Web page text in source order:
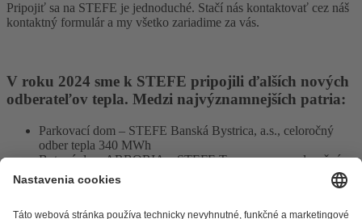
Pripojiť sa na STEFE je jednoduché. Stačí nás kontaktovať cez náš
kontaktný formulár a my všetko zariadime za vás.
V roku 2024 sme k STEFE pripojili ďalších nových
odberateľov tepla. Medzi najvýznamnejších patria:
Parkovací dom – STEFE Banská Bystrica, a.s., celoročný
odber tepla 340 MWh
Bytový dom ARBORIA – STEFE Trnava, s.r.o., celoročný
odber tepla 300 MWh